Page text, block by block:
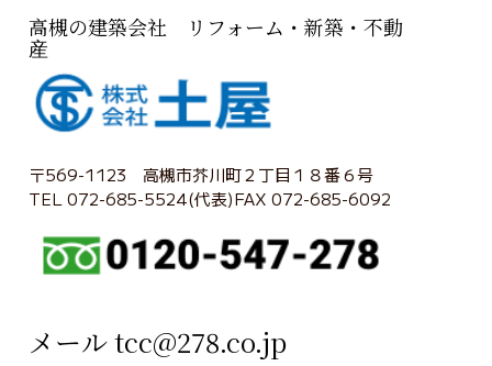
高槻の建築会社 リフォーム・新築・不動
産
〒569-1123 高槻市芥川町２丁目１８番６号
TEL 072-685-5524(代表)FAX 072-685-6092
メール tcc@278.co.jp